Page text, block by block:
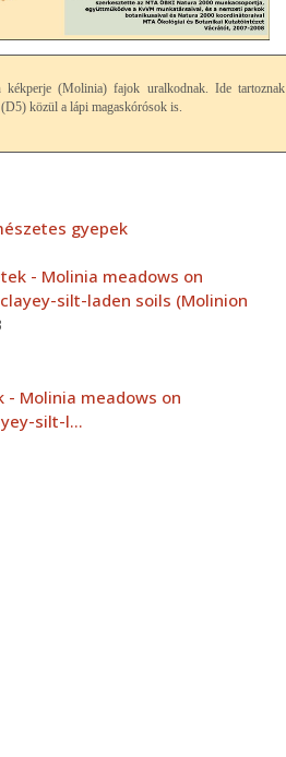
kékperje (Molinia) fajok uralkodnak. Ide
közül a lápi magaskórósok is.
gyepek
- Molinia meadows on
silt-laden soils (Molinion
- Molinia meadows on
silt-l…